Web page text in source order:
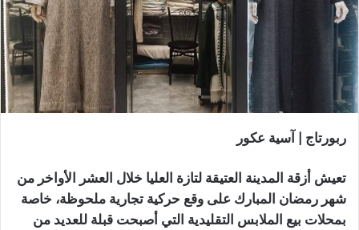
د
و
ي
ا
ربورتاج | آسية عكور
تعيش أزقة المدينة العتيقة لتازة العليا خلال العشر الأواخر من
شهر رمضان المبارك على وقع حركية تجارية ملحوظة، خاصة
بمحلات بيع الملابس التقليدية التي أصبحت قبلة للعديد من